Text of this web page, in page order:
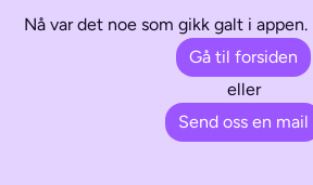
Nå var det noe som gikk galt i
Gå til forsiden
eller
Send oss en mail